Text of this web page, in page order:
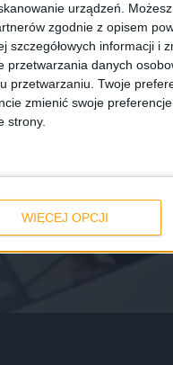
urządzeń.
zgodnie z opisem
szczegółowych informacji i
przetwarzania danych
przetwarzaniu. Twoje
zmienić swoje
strony.
WIĘCEJ OPCJI
dla
Dock